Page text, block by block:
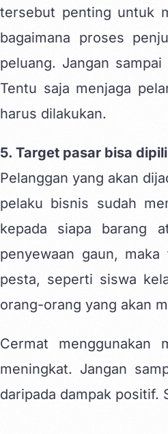
tersebut penting untuk
bagaimana proses
peluang. Jangan
Tentu saja menjaga
harus dilakukan.
5. Target pasar bisa
Pelanggan yang akan
pelaku bisnis sudah
kepada siapa barang
penyewaan gaun,
pesta, seperti siswa
orang-orang yang akan
Cermat menggunakan
meningkat. Jangan
daripada dampak positif.